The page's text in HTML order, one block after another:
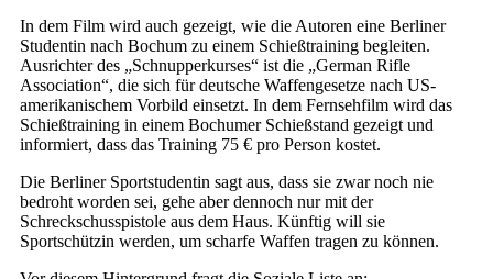
In dem Film wird auch gezeigt, wie die Autoren eine Berliner
Studentin nach Bochum zu einem Schießtraining begleiten.
Ausrichter des „Schnupperkurses“ ist die „German Rifle
Association“, die sich für deutsche Waffengesetze nach US-
amerikanischem Vorbild einsetzt. In dem Fernsehfilm wird das
Schießtraining in einem Bochumer Schießstand gezeigt und
informiert, dass das Training 75 € pro Person kostet.
Die Berliner Sportstudentin sagt aus, dass sie zwar noch nie
bedroht worden sei, gehe aber dennoch nur mit der
Schreckschusspistole aus dem Haus. Künftig will sie
Sportschützin werden, um scharfe Waffen tragen zu können.